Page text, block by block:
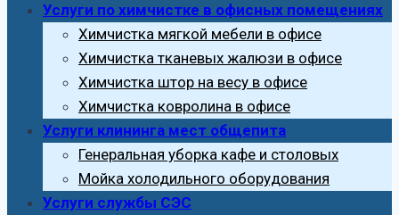
Услуги по химчистке в офисных помещениях
Химчистка мягкой мебели в офисе
Химчистка тканевых жалюзи в офисе
Химчистка штор на весу в офисе
Химчистка ковролина в офисе
Услуги клининга мест общепита
Генеральная уборка кафе и столовых
Мойка холодильного оборудования
Услуги службы СЭС